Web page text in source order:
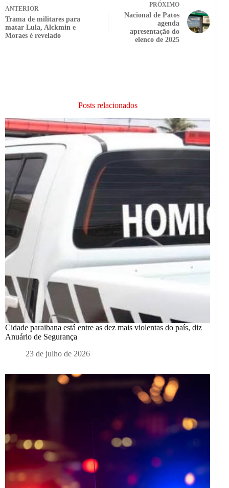
ANTERIOR
Trama de militares para
matar Lula, Alckmin e
Moraes é revelado
PRÓXIMO
Nacional de Patos
agenda
apresentação do
elenco de 2025
Posts relacionados
Cidade paraibana está entre as dez mais violentas do país, diz
Anuário de Segurança
23 de julho de 2026